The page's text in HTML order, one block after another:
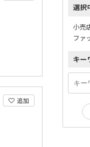
追加
選択
小売
ファ
キー